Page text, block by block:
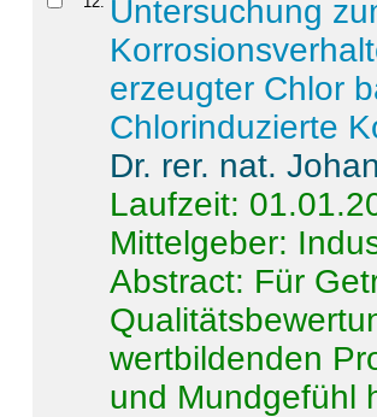
Untersuchung
erzeugter Chlor
Chlorinduzierte
Dr. rer. nat.
Laufzeit:
Mittelgeber:
Abstract: Für
wertbildenden
und Mundgefühl